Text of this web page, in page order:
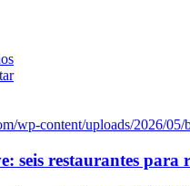
wp-content/uploads/2026/
seis restaurantes para